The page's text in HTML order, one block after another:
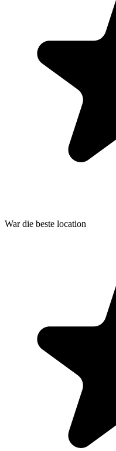
War die beste location